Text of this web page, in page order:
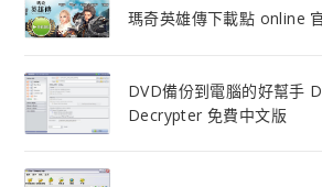
瑪奇英雄傳下載點 online
DVD備份到電腦的好幫手
Decrypter 免費中文版